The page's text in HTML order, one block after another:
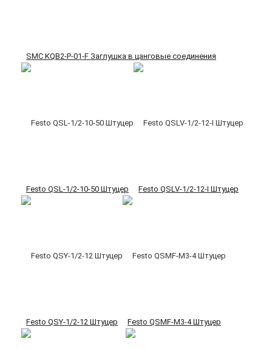
SMC KQB2-P-01-F Заглушка в цанговые соединения
Festo QSL-1/2-10-50 Штуцер Festo QSLV-1/2-12-I Штуцер
Festo QSY-1/2-12 Штуцер Festo QSMF-M3-4 Штуцер